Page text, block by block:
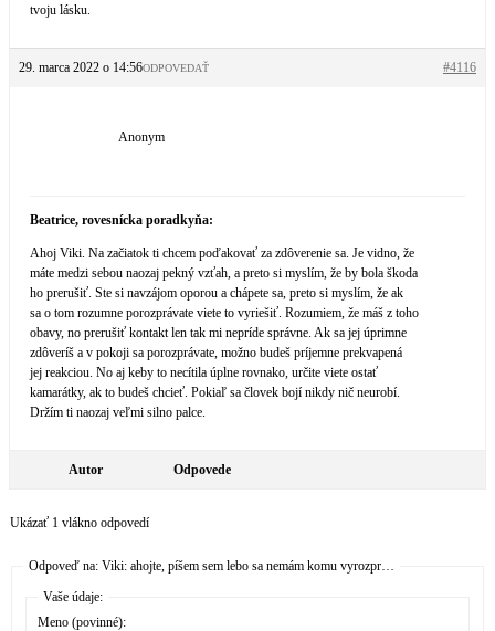
tvoju lásku.
29. marca 2022 o 14:56 #4116
ODPOVEDAŤ
Anonym
Beatrice, rovesnícka poradkyňa:
Ahoj Viki. Na začiatok ti chcem poďakovať za zdôverenie sa. Je vidno, že
máte medzi sebou naozaj pekný vzťah, a preto si myslím, že by bola škoda
ho prerušiť. Ste si navzájom oporou a chápete sa, preto si myslím, že ak
sa o tom rozumne porozprávate viete to vyriešiť. Rozumiem, že máš z toho
obavy, no prerušiť kontakt len tak mi nepríde správne. Ak sa jej úprimne
zdôveríš a v pokoji sa porozprávate, možno budeš príjemne prekvapená
jej reakciou. No aj keby to necítila úplne rovnako, určite viete ostať
kamarátky, ak to budeš chcieť. Pokiaľ sa človek bojí nikdy nič neurobí.
Držím ti naozaj veľmi silno palce.
Autor Odpovede
Ukázať 1 vlákno odpovedí
Odpoveď na: Viki: ahojte, píšem sem lebo sa nemám komu vyrozpr…
Vaše údaje:
Meno (povinné):